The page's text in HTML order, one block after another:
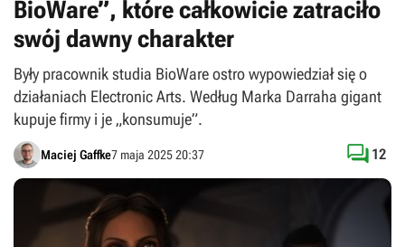
BioWare”, które całkowicie zatraciło
swój dawny charakter
Były pracownik studia BioWare ostro wypowiedział się o
działaniach Electronic Arts. Według Marka Darraha gigant
kupuje firmy i je „konsumuje”.
Maciej Gaffke7 maja 2025 20:37  12